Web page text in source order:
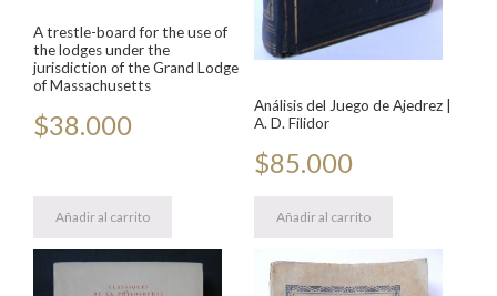
A trestle-board for the use of
the lodges under the
jurisdiction of the Grand Lodge
of Massachusetts
$38.000
Añadir al carrito
Análisis del Juego de Ajedrez |
A. D. Filidor
$85.000
Añadir al carrito